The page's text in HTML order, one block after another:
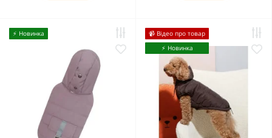
⚡️ Новинка
📹 Відео про товар
⚡️ Новинка